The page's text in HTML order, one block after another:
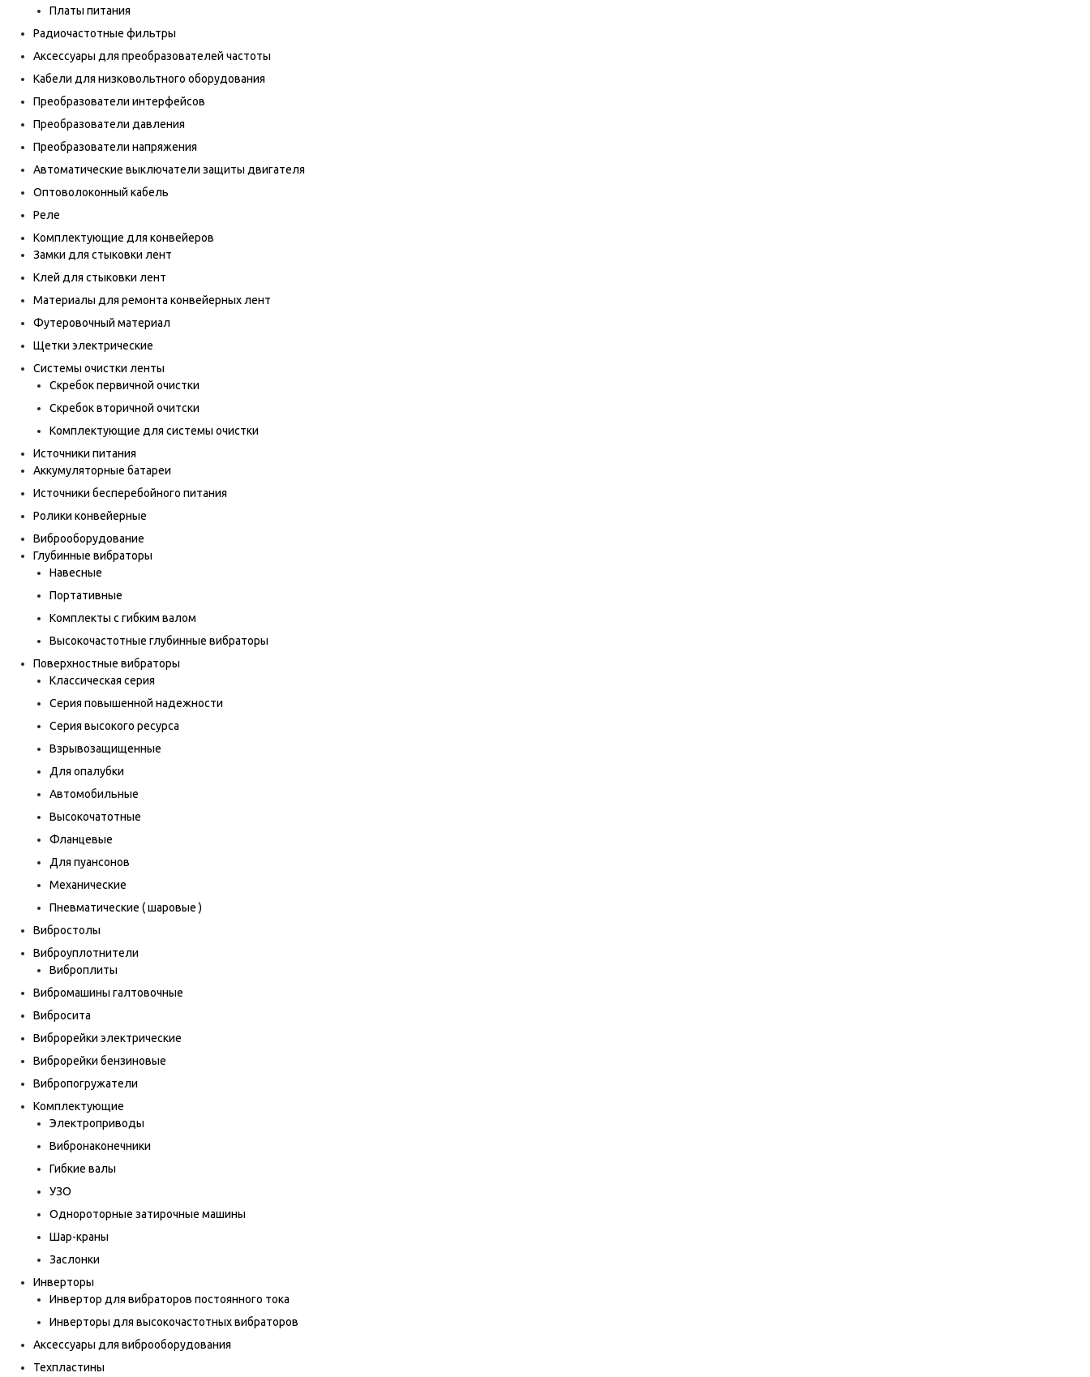
Платы питания
Радиочастотные фильтры
Аксессуары для преобразователей частоты
Кабели для низковольтного оборудования
Преобразователи интерфейсов
Преобразователи давления
Преобразователи напряжения
Автоматические выключатели защиты двигателя
Оптоволоконный кабель
Реле
Комплектующие для конвейеров
Замки для стыковки лент
Клей для стыковки лент
Материалы для ремонта конвейерных лент
Футеровочный материал
Щетки электрические
Системы очистки ленты
Скребок первичной очистки
Скребок вторичной очитски
Комплектующие для системы очистки
Источники питания
Аккумуляторные батареи
Источники бесперебойного питания
Ролики конвейерные
Виброоборудование
Глубинные вибраторы
Навесные
Портативные
Комплекты с гибким валом
Высокочастотные глубинные вибраторы
Поверхностные вибраторы
Классическая серия
Серия повышенной надежности
Серия высокого ресурса
Взрывозащищенные
Для опалубки
Автомобильные
Высокочатотные
Фланцевые
Для пуансонов
Механические
Пневматические ( шаровые )
Вибростолы
Виброуплотнители
Виброплиты
Вибромашины галтовочные
Вибросита
Виброрейки электрические
Виброрейки бензиновые
Вибропогружатели
Комплектующие
Электроприводы
Вибронаконечники
Гибкие валы
УЗО
Однороторные затирочные машины
Шар-краны
Заслонки
Инверторы
Инвертор для вибраторов постоянного тока
Инверторы для высокочастотных вибраторов
Аксессуары для виброоборудования
Техпластины